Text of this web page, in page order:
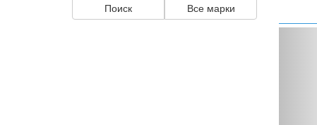
Поиск Все марки